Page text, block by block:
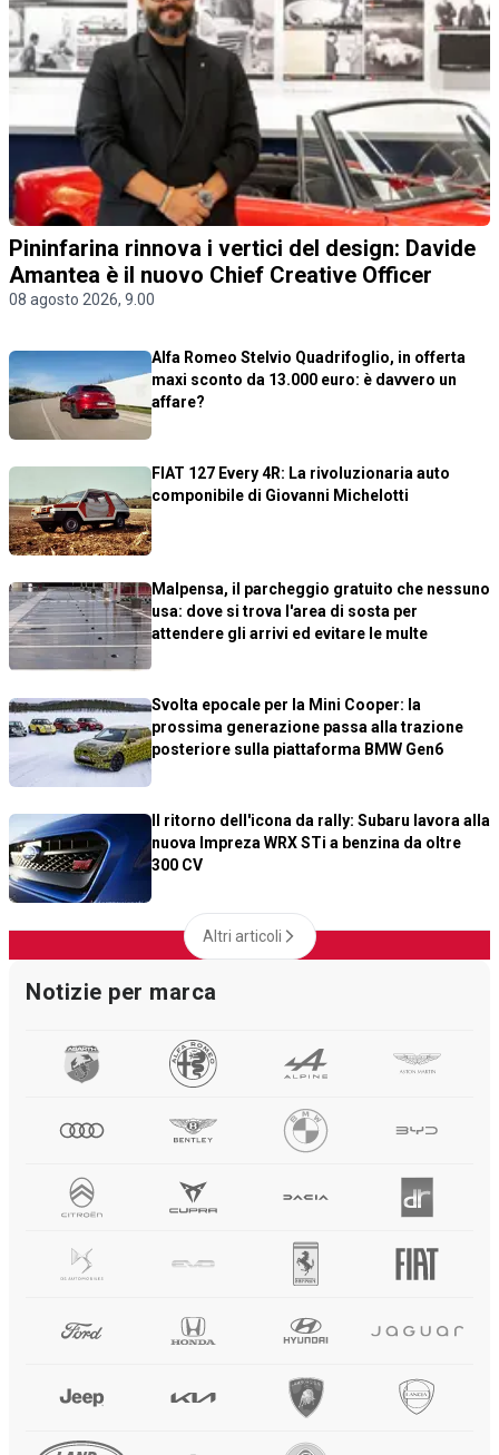
Pininfarina rinnova i vertici del design: Davide
Amantea è il nuovo Chief Creative Officer
08 agosto 2026, 9.00
Alfa Romeo Stelvio Quadrifoglio, in offerta
maxi sconto da 13.000 euro: è davvero un
affare?
FIAT 127 Every 4R: La rivoluzionaria auto
componibile di Giovanni Michelotti
Malpensa, il parcheggio gratuito che nessuno
usa: dove si trova l'area di sosta per
attendere gli arrivi ed evitare le multe
Svolta epocale per la Mini Cooper: la
prossima generazione passa alla trazione
posteriore sulla piattaforma BMW Gen6
Il ritorno dell'icona da rally: Subaru lavora alla
nuova Impreza WRX STi a benzina da oltre
300 CV
Altri articoli
Notizie per marca